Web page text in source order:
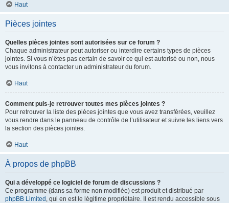
Haut
Pièces jointes
Quelles pièces jointes sont autorisées sur ce forum ?
Chaque administrateur peut autoriser ou interdire certains types de pièces
jointes. Si vous n’êtes pas certain de savoir ce qui est autorisé ou non, nous
vous invitons à contacter un administrateur du forum.
Haut
Comment puis-je retrouver toutes mes pièces jointes ?
Pour retrouver la liste des pièces jointes que vous avez transférées, veuillez
vous rendre dans le panneau de contrôle de l’utilisateur et suivre les liens vers
la section des pièces jointes.
Haut
À propos de phpBB
Qui a développé ce logiciel de forum de discussions ?
Ce programme (dans sa forme non modifiée) est produit et distribué par
phpBB Limited , qui en est le légitime propriétaire. Il est rendu accessible sous